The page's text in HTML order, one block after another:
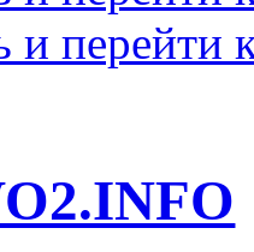
и перейти